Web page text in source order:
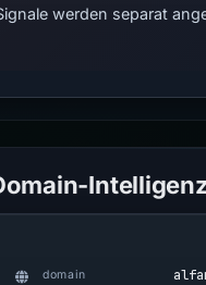
werden separat
domain